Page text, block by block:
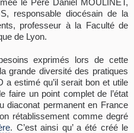
responsable diocésain de la
professeur à la Faculté de
de Lyon.
exprimés lors de cette
grande diversité des pratiques
estimé qu’il serait bon et utile
faire un point complet de l’état
diaconat permanent en France
rétablissement comme degré
. C’est ainsi qu’ a été créé le